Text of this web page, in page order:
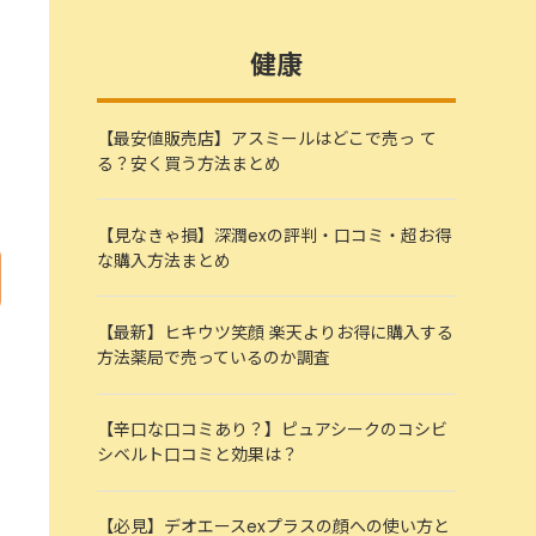
健康
【最安値販売店】アスミールはどこで売っ て
る？安く買う方法まとめ
【見なきゃ損】深潤exの評判・口コミ・超お得
な購入方法まとめ
【最新】ヒキウツ笑顔 楽天よりお得に購入する
方法薬局で売っているのか調査
【辛口な口コミあり？】ピュアシークのコシビ
シベルト口コミと効果は？
【必見】デオエースexプラスの顔への使い方と